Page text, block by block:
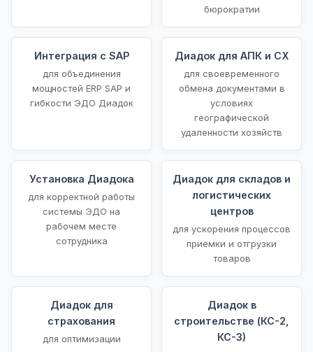
бюрократии
Интеграция с SAP
для объединения
мощностей ERP SAP и
гибкости ЭДО Диадок
Диадок для АПК и СХ
для своевременного
обмена документами в
условиях
географической
удаленности хозяйств
Установка Диадока
для корректной работы
системы ЭДО на
рабочем месте
сотрудника
Диадок для складов и
логистических
центров
для ускорения процессов
приемки и отгрузки
товаров
Диадок для
страхования
для оптимизации
Диадок в
строительстве (КС-2,
КС-3)